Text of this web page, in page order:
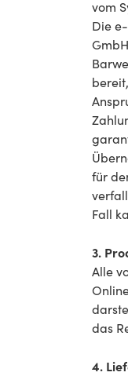
vom
Die
für
Fall
3.
Alle
das
4.